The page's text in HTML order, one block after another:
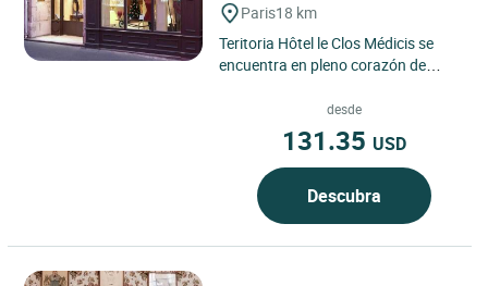
Paris18 km
Teritoria Hôtel le Clos Médicis se
encuentra en pleno corazón de
distrito 5, donde...desde
131.35 USD
Descubra